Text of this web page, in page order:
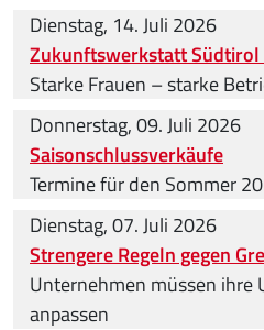
Dienstag, 14. Juli 2026
Zukunftswerkstatt
Starke Frauen – starke
Donnerstag, 09. Juli 2026
Saisonschlussverkäufe
Termine für den Sommer
Dienstag, 07. Juli 2026
Strengere Regeln gegen
Unternehmen müssen
anpassen